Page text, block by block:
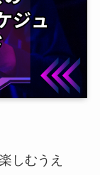
しむうえ